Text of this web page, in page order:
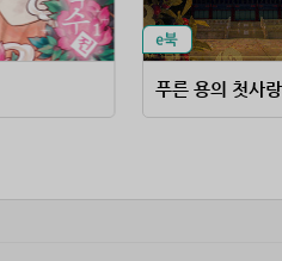
푸른 용의 첫사랑